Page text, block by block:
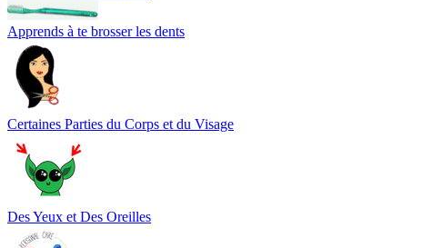
Apprends à te brosser les dents
Certaines Parties du Corps et du Visage
Des Yeux et Des Oreilles